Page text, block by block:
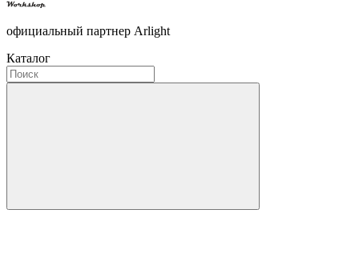
официальный партнер Arlight
Каталог